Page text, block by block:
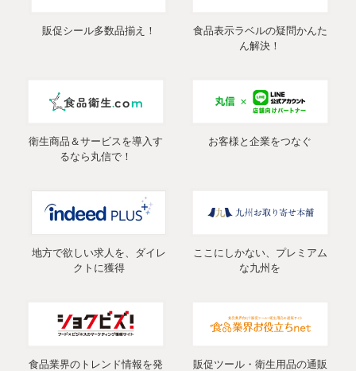
販促シール多数品揃え！
食品表示ラベルの疑問かんた
ん解決！
衛生商品＆サービスを導入す
るなら丸信で！
お客様と企業をつなぐ
地方で欲しい求人を、ダイレ
クトに獲得
ここにしかない、プレミアム
な九州を
食品業界のトレンド情報を発 販促ツール・衛生用品の通販